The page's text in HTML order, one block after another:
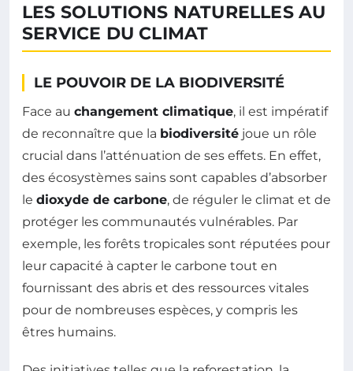
LES SOLUTIONS NATURELLES AU
SERVICE DU CLIMAT
LE POUVOIR DE LA BIODIVERSITÉ
Face au changement climatique, il est impératif
de reconnaître que la biodiversité joue un rôle
crucial dans l’atténuation de ses effets. En effet,
des écosystèmes sains sont capables d’absorber
le dioxyde de carbone, de réguler le climat et de
protéger les communautés vulnérables. Par
exemple, les forêts tropicales sont réputées pour
leur capacité à capter le carbone tout en
fournissant des abris et des ressources vitales
pour de nombreuses espèces, y compris les
êtres humains.